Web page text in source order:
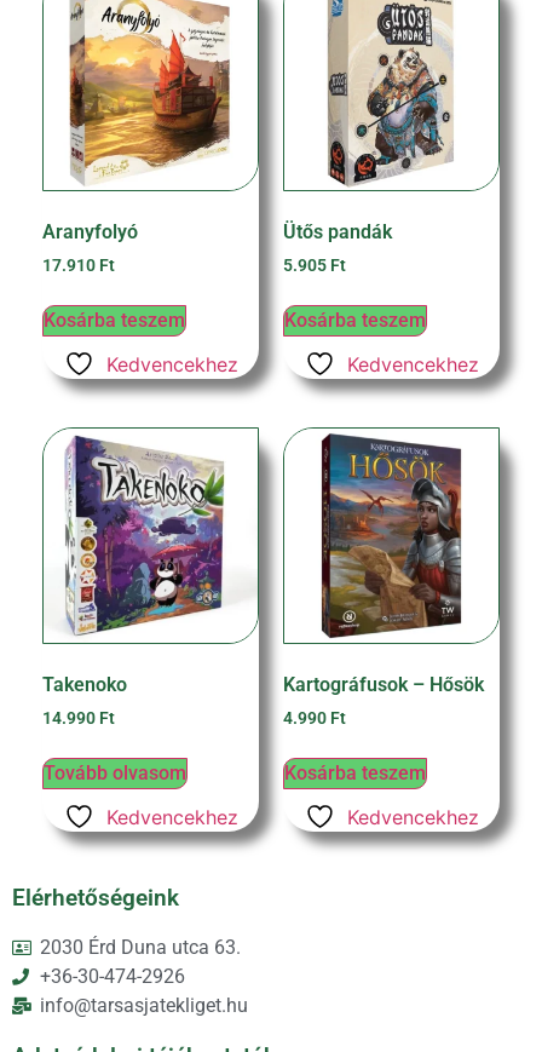
Aranyfolyó
17.910 Ft
Kosárba teszem
Kedvencekhez
Ütős pandák
5.905 Ft
Kosárba teszem
Kedvencekhez
Takenoko
14.990 Ft
Tovább olvasom
Kedvencekhez
Kartográfusok – Hősök
4.990 Ft
Kosárba teszem
Kedvencekhez
Elérhetőségeink
2030 Érd Duna utca 63.
+36-30-474-2926
info@tarsasjatekliget.hu